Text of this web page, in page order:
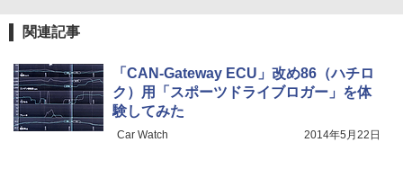
関連記事
「CAN-Gateway ECU」改め86（ハチロ
ク）用「スポーツドライブロガー」を体
験してみた
Car Watch 2014年5月22日